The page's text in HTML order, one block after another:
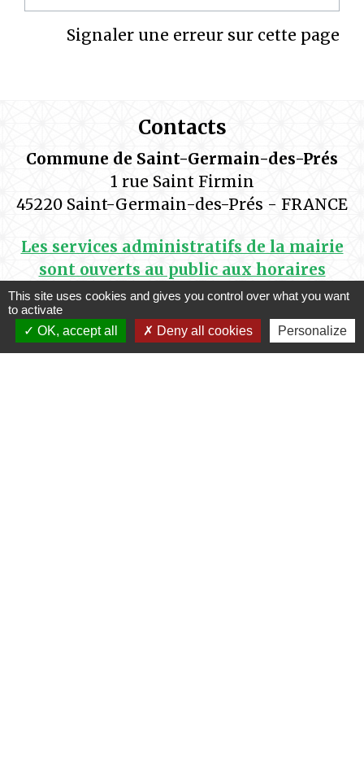
Signaler une erreur sur cette page
Contacts
Commune de Saint-Germain-des-Prés
1 rue Saint Firmin
45220 Saint-Germain-des-Prés - FRANCE
Les services administratifs de la mairie
sont ouverts au public aux horaires
suivants:
Lundi de14h00 à 17h15
Mardi de 9h00 à 12h00 et de 14h00 à 17h15
This site uses cookies and gives you control over what you want
to activate
OK, accept all
Deny all cookies Personalize